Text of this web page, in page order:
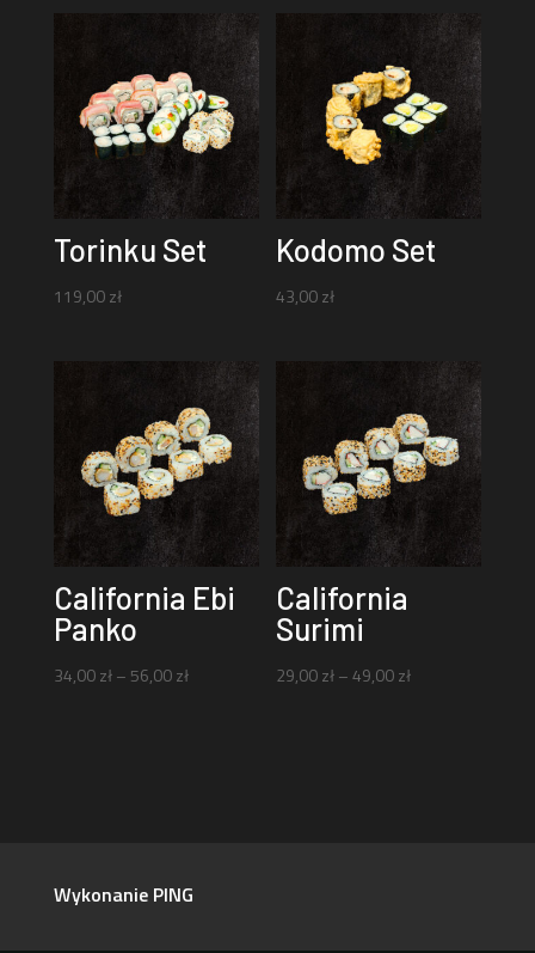
Torinku Set
119,00zł
Kodomo Set
43,00zł
California Ebi
Panko
34,00zł – 56,00złZakres
California
Surimi
29,00zł–49,00złZakres
Wykonanie PING